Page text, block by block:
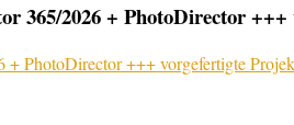
365/2026 + PhotoDirector +++